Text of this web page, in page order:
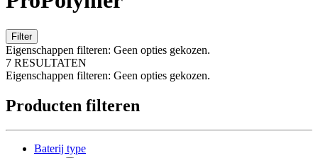
Filter
Eigenschappen filteren: Geen opties gekozen.
7 RESULTATEN
Eigenschappen filteren: Geen opties gekozen.
Producten filteren
Baterij type